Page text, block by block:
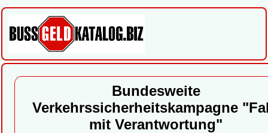
Bundesweite
Verkehrssicherheitskampagne
mit Verantwortung"